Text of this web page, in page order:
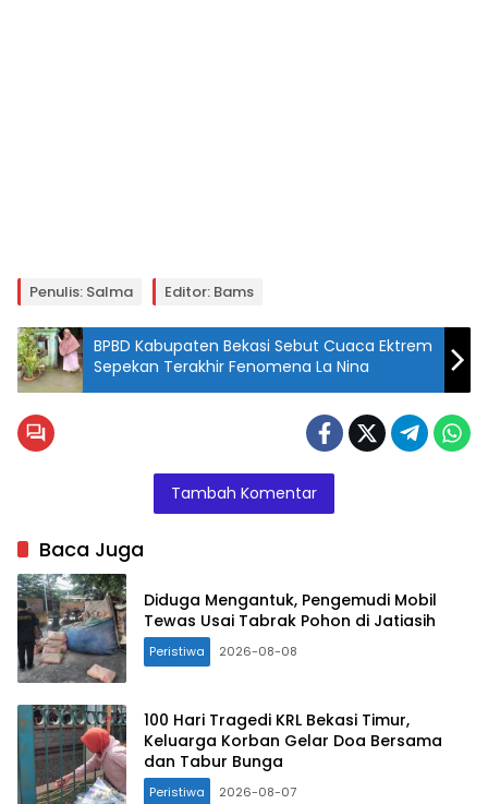
Penulis: Salma Editor: Bams
BPBD Kabupaten Bekasi Sebut Cuaca Ektrem
Sepekan Terakhir Fenomena La Nina
Tambah Komentar
Baca Juga
Diduga Mengantuk, Pengemudi Mobil
Tewas Usai Tabrak Pohon di Jatiasih
Peristiwa 2026-08-08
100 Hari Tragedi KRL Bekasi Timur,
Keluarga Korban Gelar Doa Bersama
dan Tabur Bunga
Peristiwa 2026-08-07